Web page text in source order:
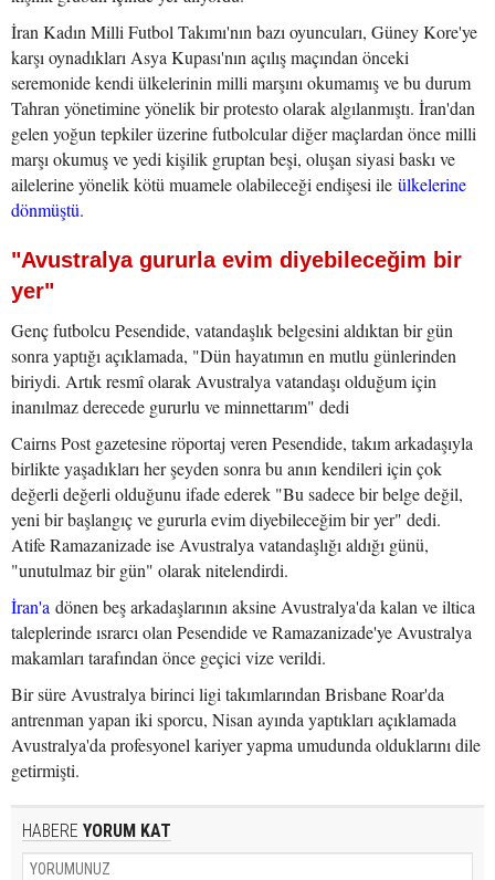
İran Kadın Milli Futbol Takımı'nın bazı oyuncuları, Güney Kore'ye
karşı oynadıkları Asya Kupası'nın açılış maçından önceki
seremonide kendi ülkelerinin milli marşını okumamış ve bu durum
Tahran yönetimine yönelik bir protesto olarak algılanmıştı. İran'dan
gelen yoğun tepkiler üzerine futbolcular diğer maçlardan önce milli
marşı okumuş ve yedi kişilik gruptan beşi, oluşan siyasi baskı ve
ailelerine yönelik kötü muamele olabileceği endişesi ile ülkelerine
dönmüştü.
"Avustralya gururla evim diyebileceğim bir
yer"
Genç futbolcu Pesendide, vatandaşlık belgesini aldıktan bir gün
sonra yaptığı açıklamada, "Dün hayatımın en mutlu günlerinden
biriydi. Artık resmî olarak Avustralya vatandaşı olduğum için
inanılmaz derecede gururlu ve minnettarım" dedi
Cairns Post gazetesine röportaj veren Pesendide, takım arkadaşıyla
birlikte yaşadıkları her şeyden sonra bu anın kendileri için çok
değerli değerli olduğunu ifade ederek "Bu sadece bir belge değil,
yeni bir başlangıç ve gururla evim diyebileceğim bir yer" dedi.
Atife Ramazanizade ise Avustralya vatandaşlığı aldığı günü,
"unutulmaz bir gün" olarak nitelendirdi.
İran'a dönen beş arkadaşlarının aksine Avustralya'da kalan ve iltica
taleplerinde ısrarcı olan Pesendide ve Ramazanizade'ye Avustralya
makamları tarafından önce geçici vize verildi.
Bir süre Avustralya birinci ligi takımlarından Brisbane Roar'da
antrenman yapan iki sporcu, Nisan ayında yaptıkları açıklamada
Avustralya'da profesyonel kariyer yapma umudunda olduklarını dile
getirmişti.
HABERE YORUM KAT